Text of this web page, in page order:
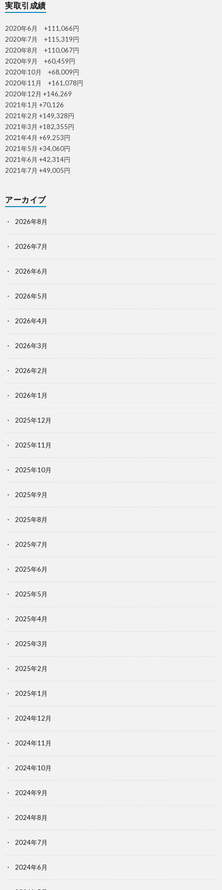
実取引成績
2020年6月 +111,066円
2020年7月 +115,319円
2020年8月 +110,067円
2020年9月 +60,459円
2020年10月 +68,009円
2020年11月 +161,078円
2020年12月 +146,269
2021年1月 +70,126
2021年2月 +149,328円
2021年3月 +182,355円
2021年4月 +69,253円
2021年5月 +34,060円
2021年6月 +42,314円
2021年7月 +49,005円
アーカイブ
2026年8月
2026年7月
2026年6月
2026年5月
2026年4月
2026年3月
2026年2月
2026年1月
2025年12月
2025年11月
2025年10月
2025年9月
2025年8月
2025年7月
2025年6月
2025年5月
2025年4月
2025年3月
2025年2月
2025年1月
2024年12月
2024年11月
2024年10月
2024年9月
2024年8月
2024年7月
2024年6月